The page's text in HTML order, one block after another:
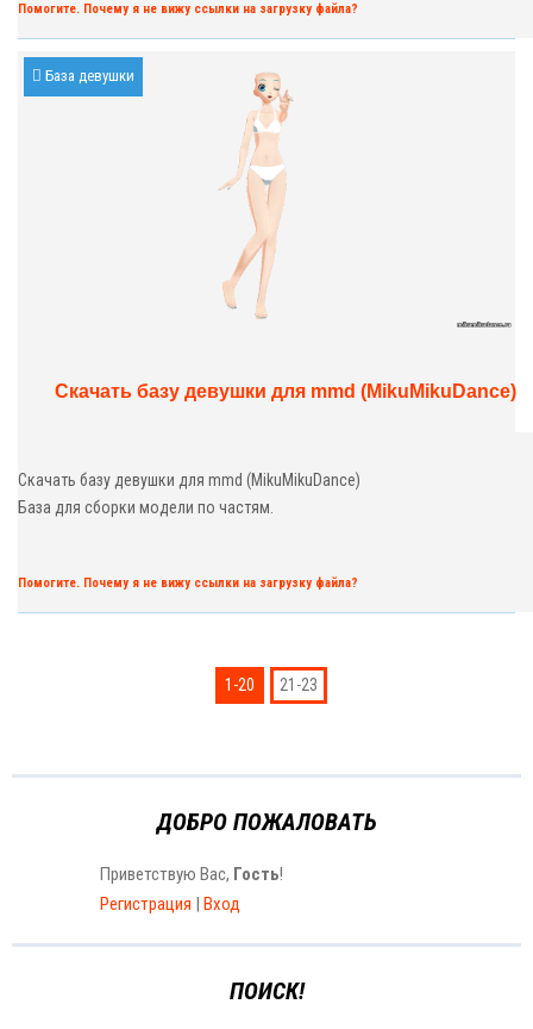
Помогите. Почему я не вижу ссылки на загрузку файла?
База девушки
Скачать базу девушки для mmd (MikuMikuDance)
Скачать базу девушки для mmd (MikuMikuDance)
База для сборки модели по частям.
Помогите. Почему я не вижу ссылки на загрузку файла?
1-20 21-23
ДОБРО ПОЖАЛОВАТЬ
Приветствую Вас, Гость!
Регистрация
Вход
ПОИСК!